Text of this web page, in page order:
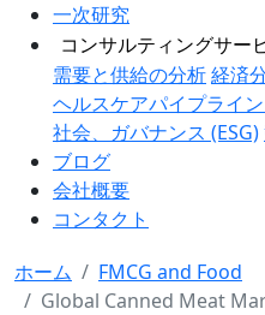
一次研究
コンサルティングサー
需要と供給の分析経済
ヘルスケアパイプライ
社会、ガバナンス (ESG)
ブログ
会社概要
コンタクト
ホーム
FMCG and Food
Global Canned Meat